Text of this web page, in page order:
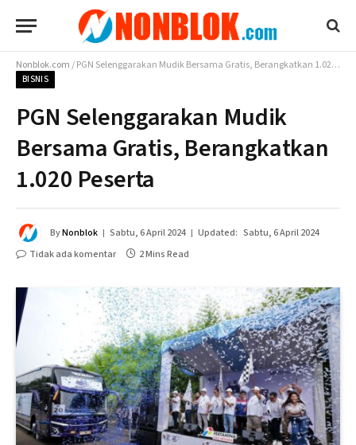
Nonblok.com/PGN Selenggarakan Mudik Bersama Gratis, Berangkatkan 1.020 Peserta
BISNIS
PGN Selenggarakan Mudik
Bersama Gratis, Berangkatkan
1.020 Peserta
ByNonblok Sabtu, 6 April 2024 Updated: Sabtu, 6 April 2024
Tidak ada komentar
2 Mins Read